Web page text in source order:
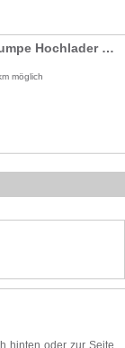
Dreiseitenkipper mit E-Pumpe Hochlader 2.500 kg gebremst / 100 km/h - Ladeflaeche: 2600 x 1660 x 360 - Nutzlast ca. 1.825 kg
möglich
hinten oder zur Seite